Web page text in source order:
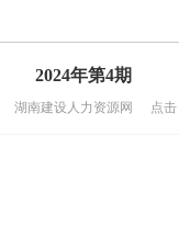
2024年第4期
湖南建设人力资源网 点击